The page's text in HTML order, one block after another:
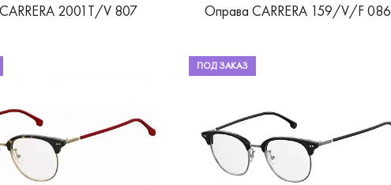
2001T/V 807
Оправа CARRERA 159/V/F 086
ПОД ЗАКАЗ